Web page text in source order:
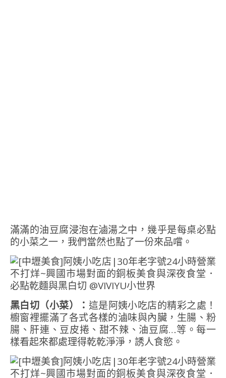
滿滿的油豆腐浸泡在滷湯之中，幾乎是每桌必點
的小菜之一，我們當然也點了一份來品嚐。
黑白切（小菜）： 這是阿姨小吃店的精彩之處！
櫥窗裡擺滿了各式各樣的滷味與內臟，生腸、粉
腸、肝連、豆皮捲、甜不辣、油豆腐…等。每一
樣看起來都處理得乾乾淨淨，誘人食慾。